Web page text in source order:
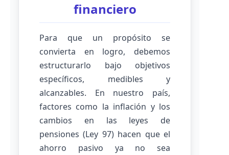
financiero
Para que un propósito se
convierta en logro, debemos
estructurarlo bajo objetivos
específicos, medibles y
alcanzables. En nuestro país,
factores como la inflación y los
cambios en las leyes de
pensiones (Ley 97) hacen que el
ahorro pasivo ya no sea